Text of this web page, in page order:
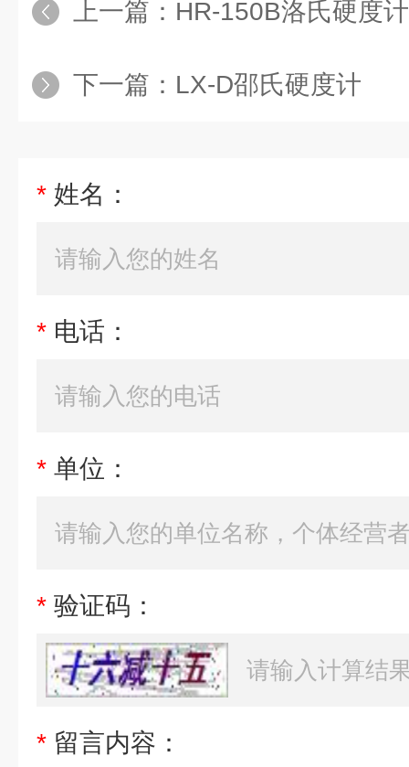
上一篇： HR-150B洛氏硬度计
下一篇： LX-D邵氏硬度计
* 姓名：
* 电话：
* 单位：
* 验证码：
* 留言内容：